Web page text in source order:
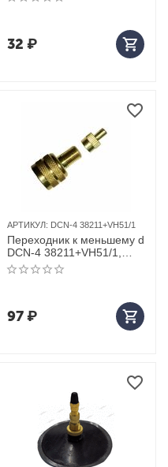
32 ₽
АРТИКУЛ: DCN-4 38211+VH51/1
Переходник к меньшему d
DCN-4 38211+VH51/1,
TRAD2
97₽